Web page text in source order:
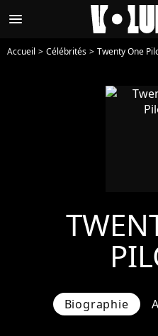
menu
Accueil Célébrités Twenty One
Biographie